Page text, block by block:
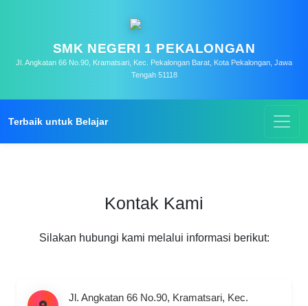
SMK NEGERI 1 PEKALONGAN
Jl. Angkatan 66 No.90, Kramatsari, Kec. Pekalongan Barat, Kota Pekalongan, Jawa
Tengah 51118
Terbaik untuk Belajar
Kontak Kami
Silakan hubungi kami melalui informasi berikut:
Jl. Angkatan 66 No.90, Kramatsari, Kec.